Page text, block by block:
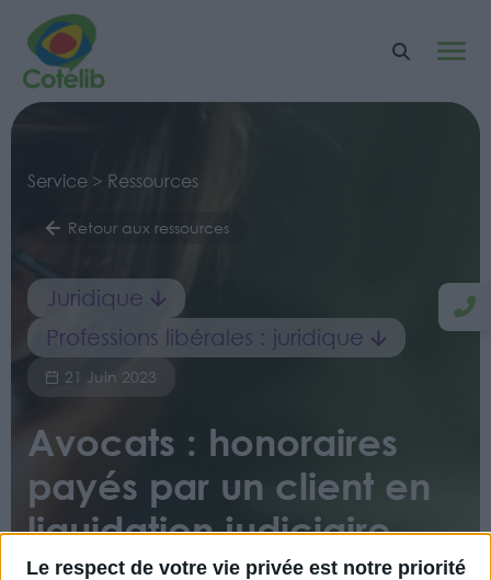
Le respect de votre vie privée est notre priorité
Service > Ressources
Retour aux ressources
Juridique
Professions libérales : juridique
21 Juin 2023
Avocats : honoraires
payés par un client en
liquidation judiciaire